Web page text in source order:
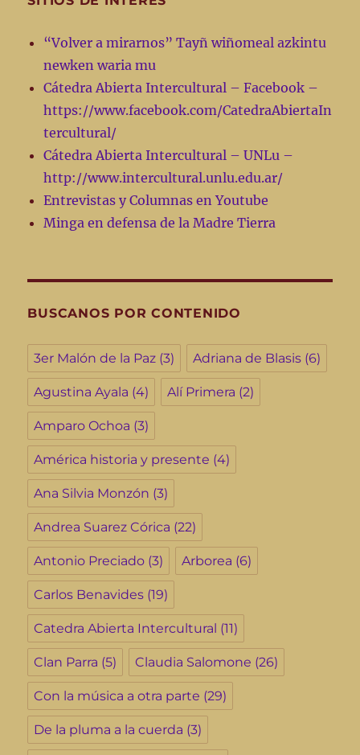
“Volver a mirarnos” Tayñ wiñomeal azkintu
newken waria mu
Cátedra Abierta Intercultural – Facebook –
https://www.facebook.com/CatedraAbiertaIn
tercultural/
Cátedra Abierta Intercultural – UNLu –
http://www.intercultural.unlu.edu.ar/
Entrevistas y Columnas en Youtube
Minga en defensa de la Madre Tierra
BUSCANOS POR CONTENIDO
3er Malón de la Paz (3) Adriana de Blasis (6)
Agustina Ayala (4) Alí Primera (2)
Amparo Ochoa (3)
América historia y presente (4)
Ana Silvia Monzón (3)
Andrea Suarez Córica (22)
Antonio Preciado (3) Arborea (6)
Carlos Benavides (19)
Catedra Abierta Intercultural (11)
Clan Parra (5) Claudia Salomone (26)
Con la música a otra parte (29)
De la pluma a la cuerda (3)